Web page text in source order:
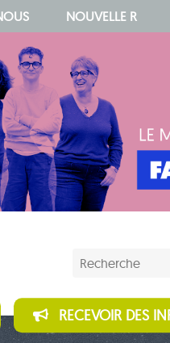
NOUVELLE R
Mots-clés
RECEVOIR DES